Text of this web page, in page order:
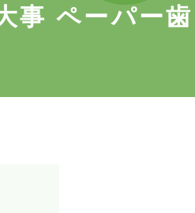
事 ペーパー歯